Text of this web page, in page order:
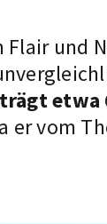
und
etwa
er vom